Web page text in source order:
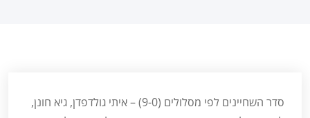
סדר השחיינים לפי מסלולים (9-0) – איתי גולדפדן, גיא חונן,